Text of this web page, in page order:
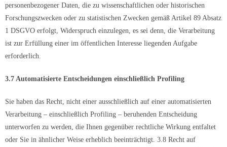
personenbezogener Daten, die zu wissenschaftlichen oder historischen
Forschungszwecken oder zu statistischen Zwecken gemäß Artikel 89 Absatz
1 DSGVO erfolgt, Widerspruch einzulegen, es sei denn, die Verarbeitung
ist zur Erfüllung einer im öffentlichen Interesse liegenden Aufgabe
erforderlich.
3.7 Automatisierte Entscheidungen einschließlich Profiling
Sie haben das Recht, nicht einer ausschließlich auf einer automatisierten
Verarbeitung – einschließlich Profiling – beruhenden Entscheidung
unterworfen zu werden, die Ihnen gegenüber rechtliche Wirkung entfaltet
oder Sie in ähnlicher Weise erheblich beeinträchtigt. 3.8 Recht auf